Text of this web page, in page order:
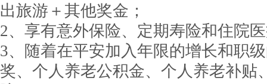
出旅游＋其他奖金；
2、享有意外保险、定期寿险和住院
3、随着在平安加入年限的增长和职
奖、个人养老公积金、个人养老补贴